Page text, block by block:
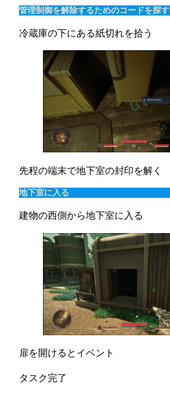
管理制御を解除するためのコードを探す
冷蔵庫の下にある紙切れを拾う
先程の端末で地下室の封印を解く
地下室に入る
建物の西側から地下室に入る
扉を開けるとイベント
タスク完了